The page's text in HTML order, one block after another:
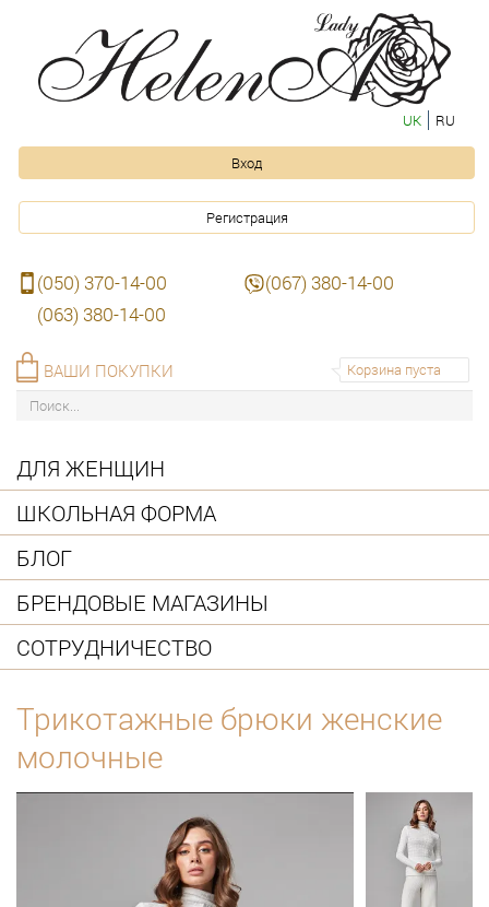
UK RU
Вход
Регистрация
(050) 370-14-00
(067) 380-14-00
(063) 380-14-00
Корзина пуста
ВАШИ ПОКУПКИ
ДЛЯ ЖЕНЩИН
ШКОЛЬНАЯ ФОРМА
БЛОГ
БРЕНДОВЫЕ МАГАЗИНЫ
СОТРУДНИЧЕСТВО
Трикотажные брюки женские
молочные